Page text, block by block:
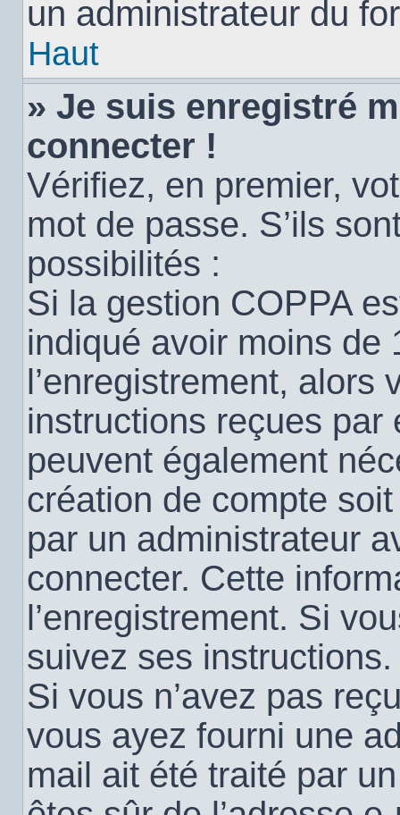
un administrateur du
Haut
» Je suis enregistré
connecter !
Vérifiez, en premier,
mot de passe. S’ils
possibilités :
Si la gestion COPPA
indiqué avoir moins de
l’enregistrement, alors
instructions reçues par
peuvent également
création de compte
par un administrateur
connecter. Cette
l’enregistrement. Si
suivez ses instructions.
Si vous n’avez pas
vous ayez fourni une
mail ait été traité par